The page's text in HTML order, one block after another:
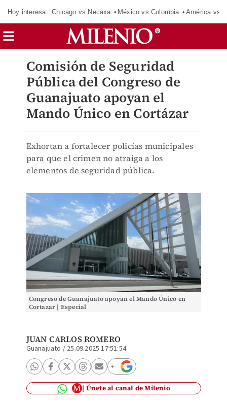
Hoy interesa: Chicago vs Necaxa México vs Colombia América vs
Comisión de Seguridad
Pública del Congreso de
Guanajuato apoyan el
Mando Único en Cortázar
Exhortan a fortalecer policías municipales
para que el crimen no atraiga a los
elementos de seguridad pública.
Congreso de Guanajuato apoyan el Mando Único en
Cortazar | Especial
JUAN CARLOS ROMERO
Guanajuato / 25.09.2025 17:51:54
Únete al canal de Milenio